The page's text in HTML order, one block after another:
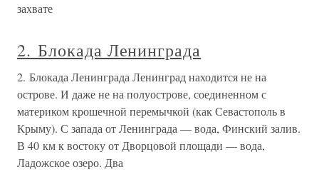
захвате
2. Блокада Ленинграда
2. Блокада Ленинграда Ленинград находится не на
острове. И даже не на полуострове, соединенном с
материком крошечной перемычкой (как Севастополь в
Крыму). С запада от Ленинграда — вода, Финский залив.
В 40 км к востоку от Дворцовой площади — вода,
Ладожское озеро. Два